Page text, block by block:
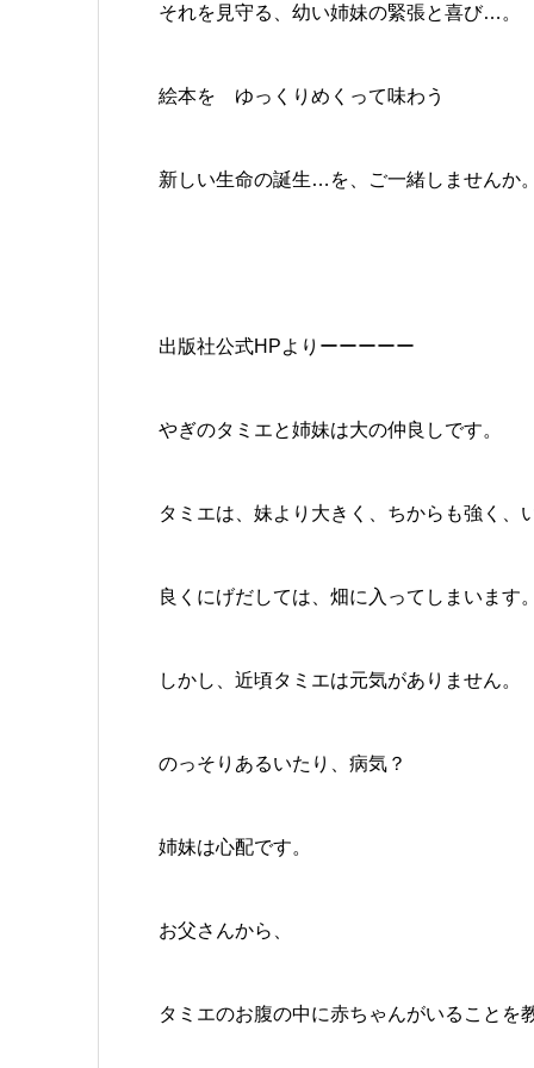
それを見守る、幼い姉妹の緊張と喜び…。
絵本を ゆっくりめくって味わう
新しい生命の誕生…を、ご一緒しませんか。
出版社公式НРよりーーーーー
やぎのタミエと姉妹は大の仲良しです。
タミエは、妹より大きく、ちからも強く、
良くにげだしては、畑に入ってしまいます。
しかし、近頃タミエは元気がありません。
のっそりあるいたり、病気？
姉妹は心配です。
お父さんから、
タミエのお腹の中に赤ちゃんがいることを